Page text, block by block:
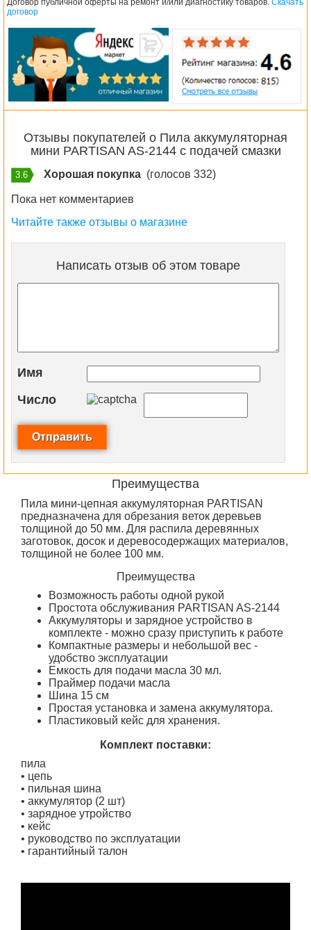
Договор публичной оферты на ремонт и/или диагностику товаров. Скачать
договор
Отзывы покупателей о Пила аккумуляторная
мини PARTISAN AS-2144 с подачей смазки
3.6 Хорошая покупка (голосов 332)
Пока нет комментариев
Читайте также отзывы о магазине
Написать отзыв об этом товаре
Имя
Число
Преимущества
Пила мини-цепная аккумуляторная PARTISAN
предназначена для обрезания веток деревьев
толщиной до 50 мм. Для распила деревянных
заготовок, досок и деревосодержащих материалов,
толщиной не более 100 мм.
Преимущества
Возможность работы одной рукой
Простота обслуживания PARTISAN AS-2144
Аккумуляторы и зарядное устройство в
комплекте - можно сразу приступить к работе
Компактные размеры и небольшой вес -
удобство эксплуатации
Емкость для подачи масла 30 мл.
Праймер подачи масла
Шина 15 см
Простая установка и замена аккумулятора.
Пластиковый кейс для хранения.
Комплект поставки:
пила
• цепь
• пильная шина
• аккумулятор (2 шт)
• зарядное утройство
• кейс
• руководство по эксплуатации
• гарантийный талон